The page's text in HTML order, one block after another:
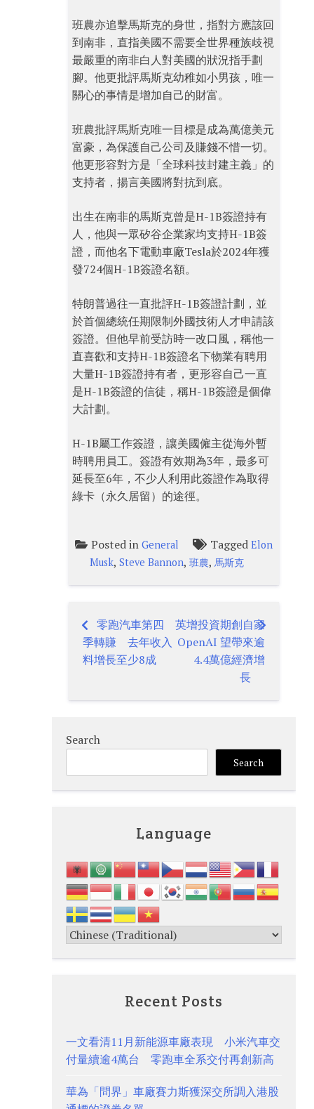
班農亦追擊馬斯克的身世，指對方應該回
到南非，直指美國不需要全世界種族歧視
最嚴重的南非白人對美國的狀況指手劃
腳。他更批評馬斯克幼稚如小男孩，唯一
關心的事情是增加自己的財富。
班農批評馬斯克唯一目標是成為萬億美元
富豪，為保護自己公司及賺錢不惜一切。
他更形容對方是「全球科技封建主義」的
支持者，揚言美國將對抗到底。
出生在南非的馬斯克曾是H-1B簽證持有
人，他與一眾矽谷企業家均支持H-1B簽
證，而他名下電動車廠Tesla於2024年獲
發724個H-1B簽證名額。
特朗普過往一直批評H-1B簽證計劃，並
於首個總統任期限制外國技術人才申請該
簽證。但他早前受訪時一改口風，稱他一
直喜歡和支持H-1B簽證名下物業有聘用
大量H-1B簽證持有者，更形容自己一直
是H-1B簽證的信徒，稱H-1B簽證是個偉
大計劃。
H-1B屬工作簽證，讓美國僱主從海外暫
時聘用員工。簽證有效期為3年，最多可
延長至6年，不少人利用此簽證作為取得
綠卡（永久居留）的途徑。
Posted inGeneral TaggedElon
Musk,Steve Bannon,班農,馬斯克
Post
navigation
零跑汽車第四
季轉賺 去年收入
料增長至少8成
英增投資期創自家
OpenAI 望帶來逾
4.4萬億經濟增
長
Search
Search
Language
Recent Posts
一文看清11月新能源車廠表現 小米汽車交
付量續逾4萬台 零跑車全系交付再創新高
華為「問界」車廠賽力斯獲深交所調入港股